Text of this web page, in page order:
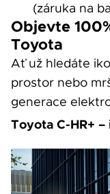
(záruka na
Objevte
Toyota
Ať už hledáte
prostor nebo
generace
Toyota C-HR+